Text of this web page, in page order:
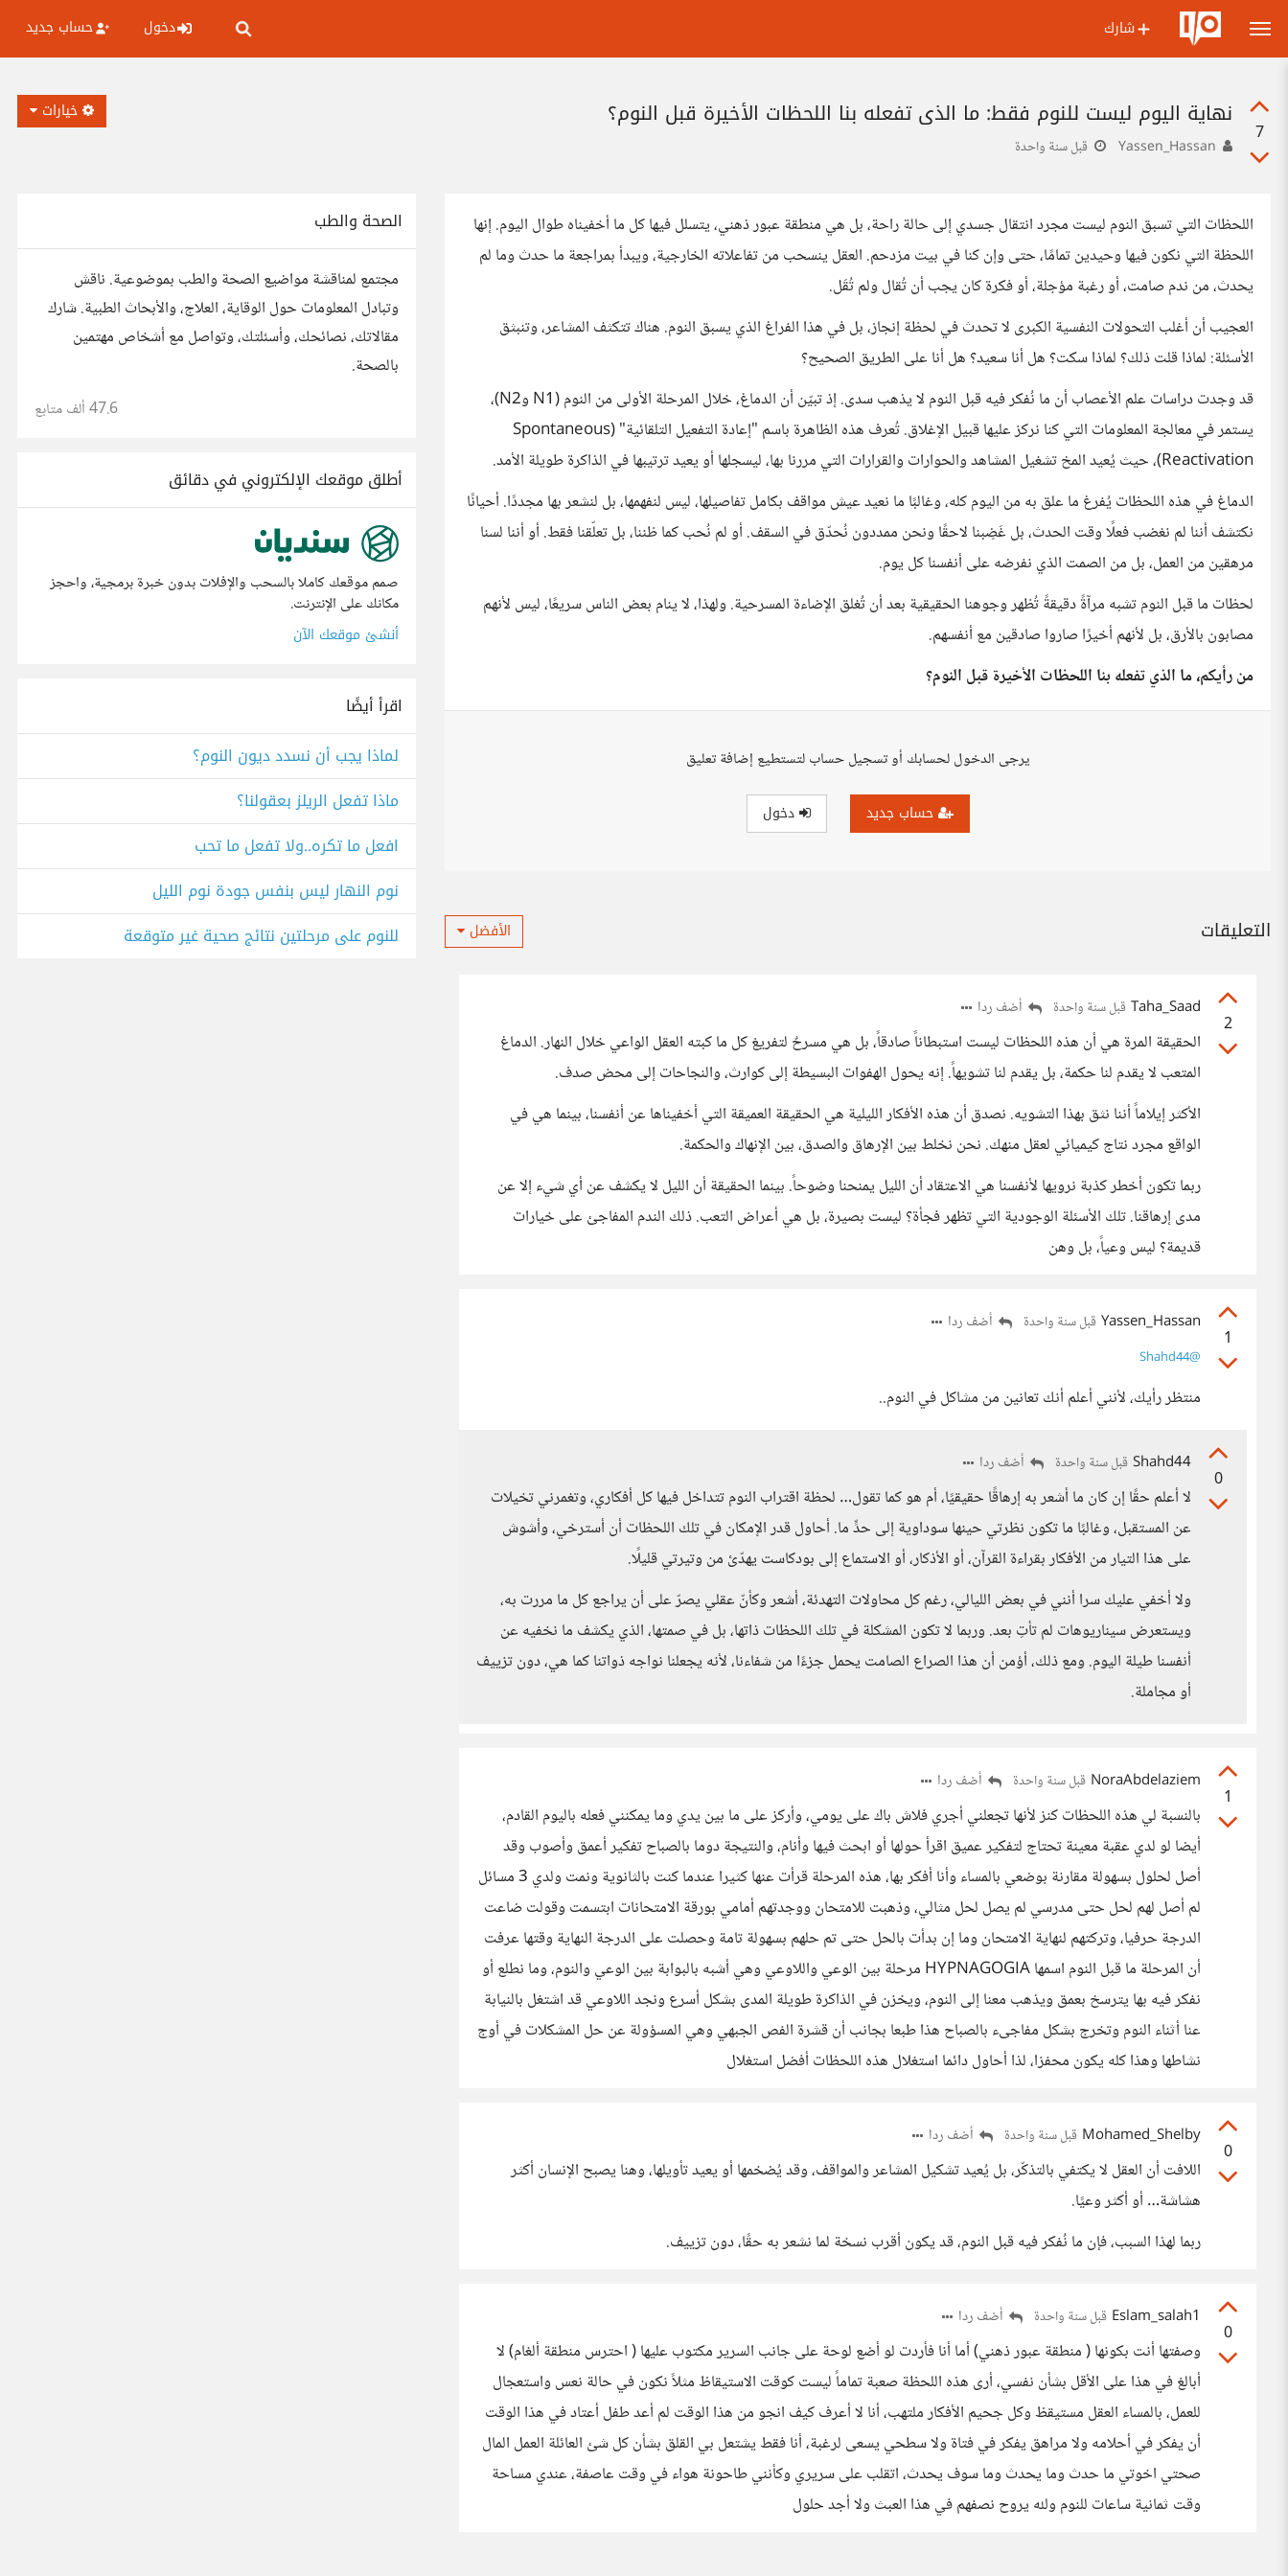
شارك دخول حساب جديد
7
نهاية اليوم ليست للنوم فقط: ما الذي تفعله بنا اللحظات الأخيرة قبل النوم؟
قبل سنة واحدة
خيارات
اللحظات التي تسبق النوم ليست مجرد انتقال جسدي إلى حالة راحة، بل هي منطقة عبور ذهني، يتسلل فيها كل ما أخفيناه طوال اليوم. إنها
اللحظة التي نكون فيها وحيدين تمامًا، حتى وإن كنا في بيت مزدحم. العقل ينسحب من تفاعلاته الخارجية، ويبدأ بمراجعة ما حدث وما لم
يحدث، من ندم صامت، أو رغبة مؤجلة، أو فكرة كان يجب أن تُقال ولم تُقَل.
العجيب أن أغلب التحولات النفسية الكبرى لا تحدث في لحظة إنجاز، بل في هذا الفراغ الذي يسبق النوم. هناك تتكثف المشاعر، وتنبثق
الأسئلة: لماذا قلت ذلك؟ لماذا سكت؟ هل أنا سعيد؟ هل أنا على الطريق الصحيح؟
قد وجدت دراسات علم الأعصاب أن ما نُفكر فيه قبل النوم لا يذهب سدى. إذ تبيّن أن الدماغ، خلال المرحلة الأولى من النوم (N1 وN2)،
يستمر في معالجة المعلومات التي كنا نركز عليها قبيل الإغلاق. تُعرف هذه الظاهرة باسم "إعادة التفعيل التلقائية" (Spontaneous
Reactivation)، حيث يُعيد المخ تشغيل المشاهد والحوارات والقرارات التي مررنا بها، ليسجلها أو يعيد ترتيبها في الذاكرة طويلة الأمد.
الدماغ في هذه اللحظات يُفرغ ما علق به من اليوم كله، وغالبًا ما نعيد عيش مواقف بكامل تفاصيلها، ليس لنفهمها، بل لنشعر بها مجددًا. أحيانًا
نكتشف أننا لم نغضب فعلًا وقت الحدث، بل غَضِبنا لاحقًا ونحن ممددون نُحدّق في السقف. أو لم نُحب كما ظننا، بل تعلّقنا فقط. أو أننا لسنا
مرهقين من العمل، بل من الصمت الذي نفرضه على أنفسنا كل يوم.
لحظات ما قبل النوم تشبه مرآةً دقيقةً تُظهر وجوهنا الحقيقية بعد أن تُغلق الإضاءة المسرحية. ولهذا، لا ينام بعض الناس سريعًا، ليس لأنهم
مصابون بالأرق، بل لأنهم أخيرًا صاروا صادقين مع أنفسهم.
من رأيكم، ما الذي تفعله بنا اللحظات الأخيرة قبل النوم؟
يرجى الدخول لحسابك أو تسجيل حساب لتستطيع إضافة تعليق
حساب جديد دخول
التعليقات الأفضل
2
Taha_Saad قبل سنة واحدة أضف ردا
الحقيقة المرة هي أن هذه اللحظات ليست استبطاناً صادقاً، بل هي مسرحٌ لتفريغ كل ما كبته العقل الواعي خلال النهار. الدماغ
المتعب لا يقدم لنا حكمة، بل يقدم لنا تشويهاً. إنه يحول الهفوات البسيطة إلى كوارث، والنجاحات إلى محض صدف.
الأكثر إيلاماً أننا نثق بهذا التشويه. نصدق أن هذه الأفكار الليلية هي الحقيقة العميقة التي أخفيناها عن أنفسنا، بينما هي في
الواقع مجرد نتاج كيميائي لعقل منهك. نحن نخلط بين الإرهاق والصدق، بين الإنهاك والحكمة.
ربما تكون أخطر كذبة نرويها لأنفسنا هي الاعتقاد أن الليل يمنحنا وضوحاً. بينما الحقيقة أن الليل لا يكشف عن أي شيء إلا عن
مدى إرهاقنا. تلك الأسئلة الوجودية التي تظهر فجأة؟ ليست بصيرة، بل هي أعراض التعب. ذلك الندم المفاجئ على خيارات
قديمة؟ ليس وعياً، بل وهن
1
Yassen_Hassan قبل سنة واحدة أضف ردا
@Shahd44
منتظر رأيك، لأنني أعلم أنك تعانين من مشاكل في النوم..
0
Shahd44 قبل سنة واحدة أضف ردا
لا أعلم حقًا إن كان ما أشعر به إرهاقًا حقيقيًا، أم هو كما تقول… لحظة اقتراب النوم تتداخل فيها كل أفكاري، وتغمرني تخيلات
عن المستقبل، وغالبًا ما تكون نظرتي حينها سوداوية إلى حدٍّ ما. أحاول قدر الإمكان في تلك اللحظات أن أسترخي، وأشوش
على هذا التيار من الأفكار بقراءة القرآن، أو الأذكار، أو الاستماع إلى بودكاست يهدّئ من وتيرتي قليلًا.
ولا أخفي عليك سرا أنني في بعض الليالي، رغم كل محاولات التهدئة، أشعر وكأنّ عقلي يصرّ على أن يراجع كل ما مررت به،
ويستعرض سيناريوهات لم تأتِ بعد. وربما لا تكون المشكلة في تلك اللحظات ذاتها، بل في صمتها، الذي يكشف ما نخفيه عن
أنفسنا طيلة اليوم. ومع ذلك، أؤمن أن هذا الصراع الصامت يحمل جزءًا من شفاءنا، لأنه يجعلنا نواجه ذواتنا كما هي، دون تزييف
أو مجاملة.
1
NoraAbdelaziem قبل سنة واحدة أضف ردا
بالنسبة لي هذه اللحظات كنز لأنها تجعلني أجري فلاش باك على يومي، وأركز على ما بين يدي وما يمكنني فعله باليوم القادم،
أيضا لو لدي عقبة معينة تحتاج لتفكير عميق اقرأ حولها أو ابحث فيها وأنام، والنتيجة دوما بالصباح تفكير أعمق وأصوب وقد
أصل لحلول بسهولة مقارنة بوضعي بالمساء وأنا أفكر بها، هذه المرحلة قرأت عنها كثيرا عندما كنت بالثانوية ونمت ولدي 3 مسائل
لم أصل لهم لحل حتى مدرسي لم يصل لحل مثالي، وذهبت للامتحان ووجدتهم أمامي بورقة الامتحانات ابتسمت وقولت ضاعت
الدرجة حرفيا، وتركتهم لنهاية الامتحان وما إن بدأت بالحل حتى تم حلهم بسهولة تامة وحصلت على الدرجة النهاية وقتها عرفت
أن المرحلة ما قبل النوم اسمها HYPNAGOGIA مرحلة بين الوعي واللاوعي وهي أشبه بالبوابة بين الوعي والنوم، وما نطلع أو
نفكر فيه بها يترسخ بعمق ويذهب معنا إلى النوم، ويخزن في الذاكرة طويلة المدى بشكل أسرع ونجد اللاوعي قد اشتغل بالنيابة
عنا أثناء النوم وتخرج بشكل مفاجىء بالصباح هذا طبعا بجانب أن قشرة الفص الجبهي وهي المسؤولة عن حل المشكلات في أوج
نشاطها وهذا كله يكون محفزا، لذا أحاول دائما استغلال هذه اللحظات أفضل استغلال
0
Mohamed_Shelby قبل سنة واحدة أضف ردا
اللافت أن العقل لا يكتفي بالتذكّر، بل يُعيد تشكيل المشاعر والمواقف، وقد يُضخمها أو يعيد تأويلها، وهنا يصبح الإنسان أكثر
هشاشة… أو أكثر وعيًا.
ربما لهذا السبب، فإن ما نُفكر فيه قبل النوم، قد يكون أقرب نسخة لما نشعر به حقًا، دون تزييف.
0
Eslam_salah1 قبل سنة واحدة أضف ردا
وصفتها أنت بكونها ( منطقة عبور ذهني) أما أنا فأردت لو أضع لوحة على جانب السرير مكتوب عليها ( احترس منطقة ألغام) لا
أبالغ في هذا على الأقل بشأن نفسي، أرى هذه اللحظة صعبة تماماً ليست كوقت الاستيقاظ مثلاً نكون في حالة نعس واستعجال
للعمل، بالمساء العقل مستيقظ وكل جحيم الأفكار ملتهب، أنا لا أعرف كيف انجو من هذا الوقت لم أعد طفل أعتاد في هذا الوقت
أن يفكر في أحلامه ولا مراهق يفكر في فتاة ولا سطحي يسعى لرغبة، أنا فقط يشتعل بي القلق بشأن كل شئ العائلة العمل المال
صحتي اخوتي ما حدث وما يحدث وما سوف يحدث، اتقلب على سريري وكأنني طاحونة هواء في وقت عاصفة، عندي مساحة
وقت ثمانية ساعات للنوم ولله يروح نصفهم في هذا العبث ولا أجد حلول
الصحة والطب
مجتمع لمناقشة مواضيع الصحة والطب بموضوعية. ناقش
وتبادل المعلومات حول الوقاية، العلاج، والأبحاث الطبية. شارك
مقالاتك، نصائحك، وأسئلتك، وتواصل مع أشخاص مهتمين
بالصحة.
47.6 ألف متابع
أطلق موقعك الإلكتروني في دقائق
صمم موقعك كاملا بالسحب والإفلات بدون خبرة برمجية، واحجز
مكانك على الإنترنت.
أنشئ موقعك الآن
اقرأ أيضًا
لماذا يجب أن نسدد ديون النوم؟
ماذا تفعل الريلز بعقولنا؟
افعل ما تكره..ولا تفعل ما تحب
نوم النهار ليس بنفس جودة نوم الليل
للنوم على مرحلتين نتائج صحية غير متوقعة